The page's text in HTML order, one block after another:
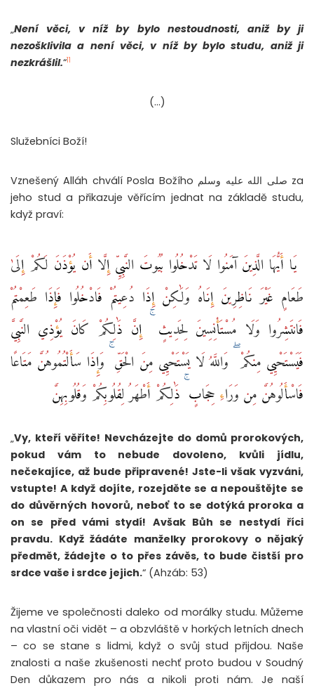
„Není věci, v níž by bylo nestoudnosti, aniž by ji
nezošklivila a není věci, v níž by bylo studu, aniž ji
nezkrášlil.“11
(…)
Služebníci Boží!
Vznešený Alláh chválí Posla Božího صلى الله عليه وسلم za
jeho stud a přikazuje věřícím jednat na základě studu,
když praví:
‏ يَا أَيُّهَا الَّذِينَ آمَنُوا لَا تَدْخُلُوا بُيُوتَ النَّبِيِّ إِلَّا أَن يُؤْذَنَ لَكُمْ إِلَىٰ
طَعَامٍ غَيْرَ نَاظِرِينَ إِنَاهُ وَلَٰكِنْ إِذَا دُعِيتُمْ فَادْخُلُوا فَإِذَا طَعِمْتُمْ
فَانتَشِرُوا وَلَا مُسْتَأْنِسِينَ لِحَدِيثٍ ۚ إِنَّ ذَٰلِكُمْ كَانَ يُؤْذِي النَّبِيَّ
فَيَسْتَحْيِي مِنكُمْ ۖ وَاللَّهُ لَا يَسْتَحْيِي مِنَ الْحَقِّ ۚ وَإِذَا سَأَلْتُمُوهُنَّ مَتَاعًا
فَاسْأَلُوهُنَّ مِن وَرَاءِ حِجَابٍ ۚ ذَٰلِكُمْ أَطْهَرُ لِقُلُوبِكُمْ وَقُلُوبِهِنَّ
„Vy, kteří věříte! Nevcházejte do domů prorokových,
pokud vám to nebude dovoleno, kvůli jídlu,
nečekajíce, až bude připravené! Jste-li však vyzváni,
vstupte! A když dojíte, rozejděte se a nepouštějte se
do důvěrných hovorů, neboť to se dotýká proroka a
on se před vámi stydí! Avšak Bůh se nestydí říci
pravdu. Když žádáte manželky prorokovy o nějaký
předmět, žádejte o to přes závěs, to bude čistší pro
srdce vaše i srdce jejich.“ (Ahzáb: 53)
Žijeme ve společnosti daleko od morálky studu. Můžeme
na vlastní oči vidět – a obzvláště v horkých letních dnech
– co se stane s lidmi, když o svůj stud přijdou. Naše
znalosti a naše zkušenosti nechť proto budou v Soudný
Den důkazem pro nás a nikoli proti nám. Je naší